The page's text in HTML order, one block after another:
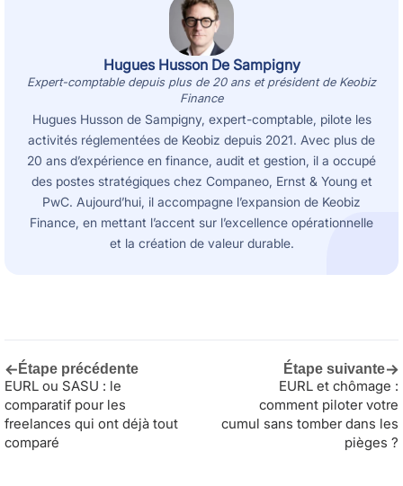
Hugues Husson De Sampigny
Expert-comptable depuis plus de 20 ans et président de Keobiz
Finance
Hugues Husson de Sampigny, expert-comptable, pilote les
activités réglementées de Keobiz depuis 2021. Avec plus de
20 ans d’expérience en finance, audit et gestion, il a occupé
des postes stratégiques chez Companeo, Ernst & Young et
PwC. Aujourd’hui, il accompagne l’expansion de Keobiz
Finance, en mettant l’accent sur l’excellence opérationnelle
et la création de valeur durable.
← Étape précédente
EURL ou SASU : le
comparatif pour les
freelances qui ont déjà tout
comparé
Étape suivante→
EURL et chômage :
comment piloter votre
cumul sans tomber dans les
pièges ?